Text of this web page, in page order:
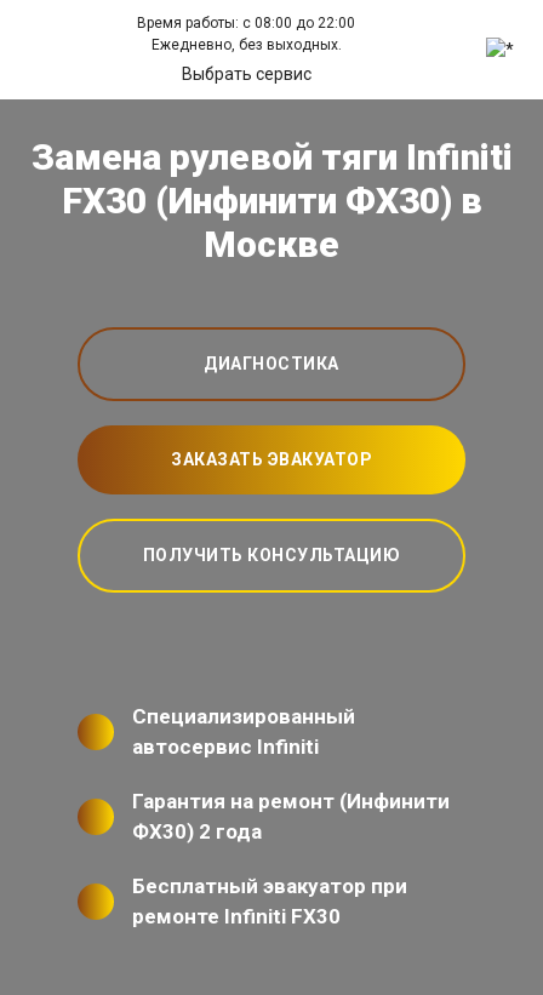
Время работы: с 08:00 до 22:00
Ежедневно, без выходных.
Выбрать сервис
Замена рулевой тяги Infiniti
FX30 (Инфинити ФХ30) в
Москве
ДИАГНОСТИКА
ЗАКАЗАТЬ ЭВАКУАТОР
ПОЛУЧИТЬ КОНСУЛЬТАЦИЮ
Специализированный
автосервис Infiniti
Гарантия на ремонт (Инфинити
ФХ30) 2 года
Бесплатный эвакуатор при
ремонте Infiniti FX30